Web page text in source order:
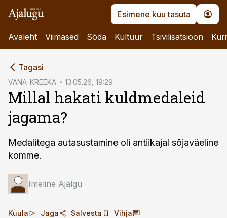
Esimene kuu tasuta
Avaleht Viimased Sõda Kultuur Tsivilisatsioon
Tagasi
VANA-KREEKA 13.05.26, 19:29
Millal hakati kuldmedaleid
jagama?
Medalitega autasustamine oli antiikajal sõjaväeline
komme.
Imeline Ajalgu
Kuula Jaga Salvesta Vihja